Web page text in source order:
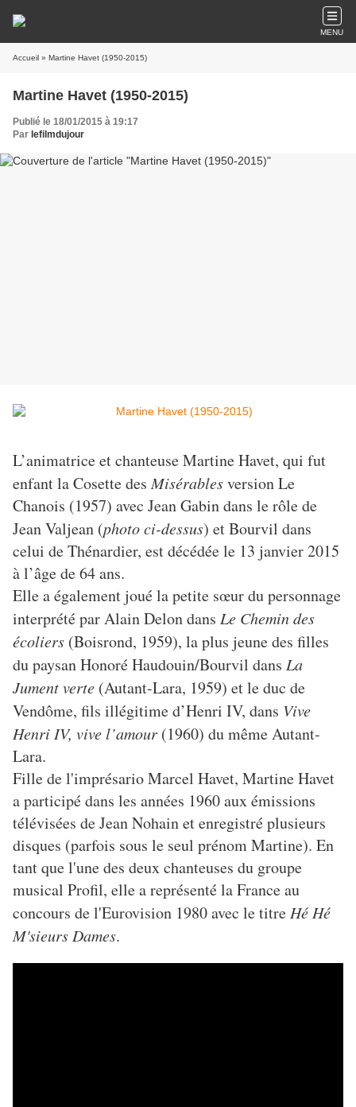
MENU
Accueil » Martine Havet (1950-2015)
Martine Havet (1950-2015)
Publié le 18/01/2015 à 19:17
Par lefilmdujour
L’animatrice et chanteuse Martine Havet, qui fut
enfant la Cosette desMisérablesversion Le
Chanois (1957) avec Jean Gabin dans le rôle de
Jean Valjean (photo ci-dessus) et Bourvil dans
celui de Thénardier, est décédée le 13 janvier 2015
à l’âge de 64 ans.
Elle a également joué la petite sœur du personnage
interprété par Alain Delon dans Le Chemin des
écoliers (Boisrond, 1959), la plus jeune des filles
du paysan Honoré Haudouin/Bourvil dans La
Jument verte (Autant-Lara, 1959) et le duc de
Vendôme, fils illégitime d’Henri IV, dans Vive
Henri IV, vive l’amour (1960) du même Autant-
Lara.
Fille de l'imprésario Marcel Havet, Martine Havet
a participé dans les années 1960 aux émissions
télévisées de Jean Nohain et enregistré plusieurs
disques (parfois sous le seul prénom Martine). En
tant que l'une des deux chanteuses du groupe
musical Profil, elle a représenté la France au
concours de l'Eurovision 1980 avec le titre Hé Hé
M'sieurs Dames.